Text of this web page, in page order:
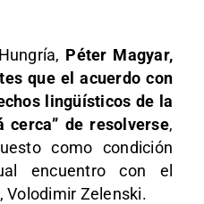
Péter Magyar,
que el acuerdo con
lingüísticos de la
cerca” de resolverse,
como condición
encuentro con el
Volodimir Zelenski.